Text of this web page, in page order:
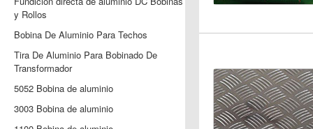
y Rollos
Bobina De Aluminio Para Techos
Tira De Aluminio Para Bobinado De
Transformador
5052 Bobina de aluminio
3003 Bobina de aluminio